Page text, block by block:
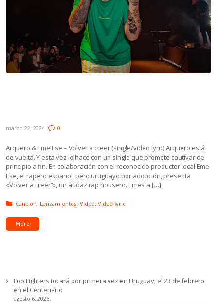
marzo 22, 2024 0
Arquero & Eme Ese – Volver a creer (single/video lyric) Arquero está
de vuelta. Y esta vez lo hace con un single que promete cautivar de
principio a fin. En colaboración con el reconocido productor local Eme
Ese, el rapero español, pero uruguayo por adopción, presenta
«Volver a creer”», un audaz rap housero. En esta […]
Posted in:
Canción Lanzamientos Video Video lyric
More
Foo Fighters tocará por primera vez en Uruguay, el 23 de febrero
en el Centenario
agosto 6, 2026